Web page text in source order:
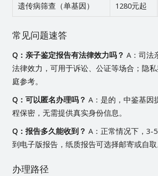
遗传病筛查（单基因） 1280元起
常见问题速答
Q：亲子鉴定报告有法律效力吗？ A：司法
法律效力，可用于诉讼、公证等场合；隐
庭参考。
Q：可以匿名办理吗？ A：是的，中鉴基因
程保密，无需提供真实身份信息。
Q：报告多久能收到？ A：正常情况下，3-
到电子版报告，纸质报告可选择邮寄或自取
办理路径